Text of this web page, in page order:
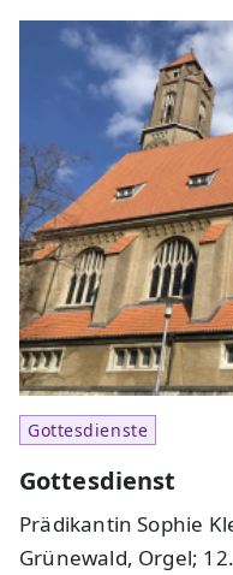
Gottesdienste
Gottesdienst
Prädikantin Sophie
Grünewald, Orgel;